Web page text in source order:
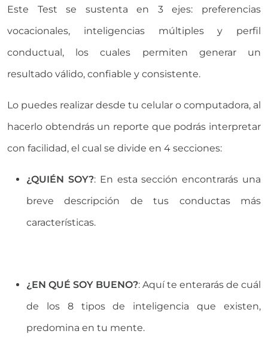
Este Test se sustenta en 3 ejes: preferencias
vocacionales, inteligencias múltiples y perfil
conductual, los cuales permiten generar un
resultado válido, confiable y consistente.
Lo puedes realizar desde tu celular o computadora, al
hacerlo obtendrás un reporte que podrás interpretar
con facilidad, el cual se divide en 4 secciones:
¿QUIÉN SOY?: En esta sección encontrarás una
breve descripción de tus conductas más
características.
¿EN QUÉ SOY BUENO?: Aquí te enterarás de cuál
de los 8 tipos de inteligencia que existen,
predomina en tu mente.